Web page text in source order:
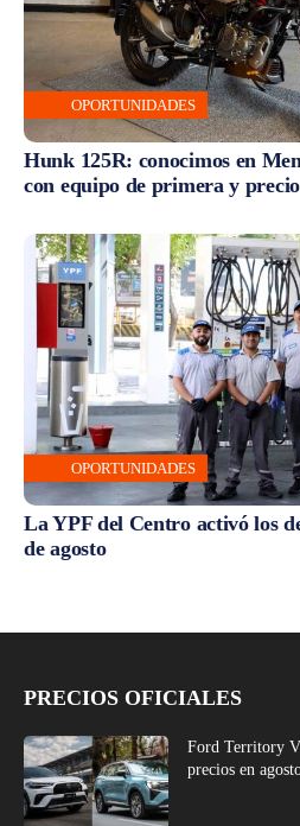
OPORTUNIDADES
Hunk 125R: conocimos en
con equipo de primera y
OPORTUNIDADES
La YPF del Centro activó los
de agosto
PRECIOS OFICIALES
Ford Territory
precios en